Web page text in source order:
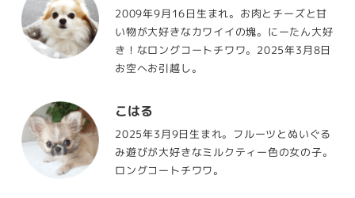
2009年9月16日生まれ。お肉とチーズと甘
い物が大好きなカワイイの塊。にーたん大好
き！なロングコートチワワ。2025年3月8日
お空へお引越し。
こはる
2025年3月9日生まれ。フルーツとぬいぐる
み遊びが大好きなミルクティー色の女の子。
ロングコートチワワ。